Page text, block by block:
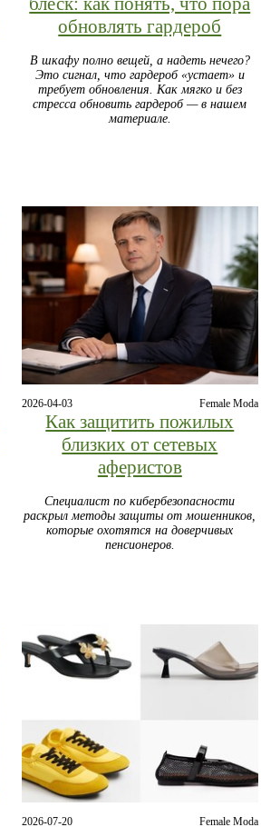
обновлять гардероб
В шкафу полно вещей, а надеть нечего?
Это сигнал, что гардероб «устает» и
требует обновления. Как мягко и без
стресса обновить гардероб — в нашем
материале.
2026-04-03 Female Moda
Как защитить пожилых
близких от сетевых
аферистов
Специалист по кибербезопасности
раскрыл методы защиты от мошенников,
которые охотятся на доверчивых
пенсионеров.
2026-07-20 Female Moda